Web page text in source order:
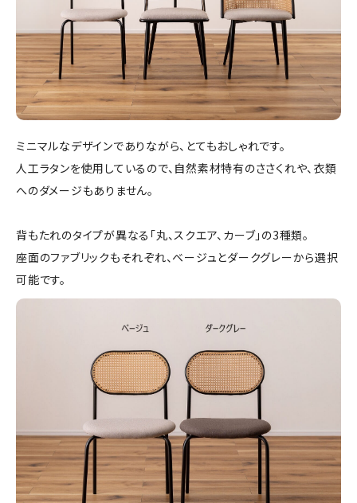
ミニマルなデザインでありながら、とてもおしゃれです。
人工ラタンを使用しているので、自然素材特有のささくれや、衣類
へのダメージもありません。
背もたれのタイプが異なる「丸、スクエア、カーブ」の3種類。
座面のファブリックもそれぞれ、ベージュとダークグレーから選択
可能です。